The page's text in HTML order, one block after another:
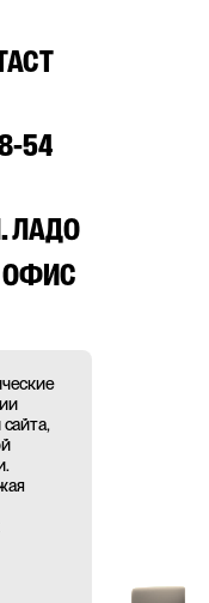
54
ЛАДО
ОФИС